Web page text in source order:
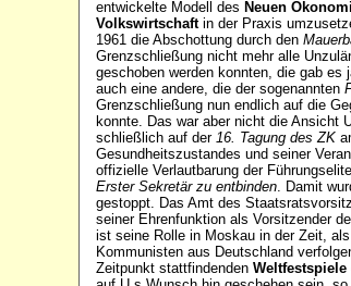
entwickelte Modell des Neuen
Volkswirtschaftin der Praxis
1961 die Abschottung durch den
Grenzschließung nicht mehr alle
geschoben werden konnten, die gab es
auch eine andere, die der sogenannten
Grenzschließung nun endlich auf die
konnte. Das war aber nicht die Ansicht
schließlich auf der 16. Tagung des ZK
Gesundheitszustandes und seiner
offizielle Verlautbarung der
Erster Sekretär zu entbinden . Damit
gestoppt. Das Amt des
seiner Ehrenfunktion als Vorsitzender
ist seine Rolle in Moskau in der Zeit,
Kommunisten aus Deutschland
Zeitpunkt stattfindenden